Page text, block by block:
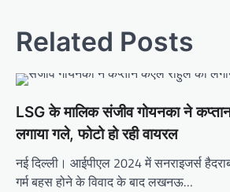
Related Posts
LSG के मालिक संजीव गोयनका ने
लगाया गले, फोटो हो रही वायरल
नई दिल्ली। आईपीएल 2024 में सनराइजर्स
गर्म बहस होने के विवाद के बाद लखनऊ…